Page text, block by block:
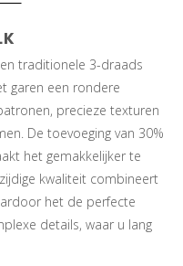
traditionele 3-draads
garen een rondere
precieze texturen
De toevoeging van 30%
het gemakkelijker te
kwaliteit combineert
het de perfecte
details, waar u lang